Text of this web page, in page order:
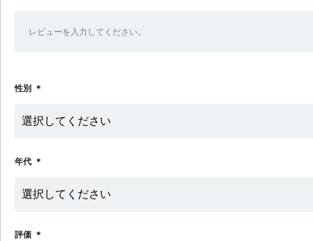
レビューを入力してください。
性別 ＊
年代 ＊
評価 ＊